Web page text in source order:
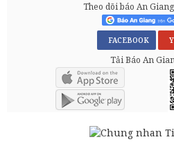
Theo dõi báo An
FACEBOOK
Tải Báo An